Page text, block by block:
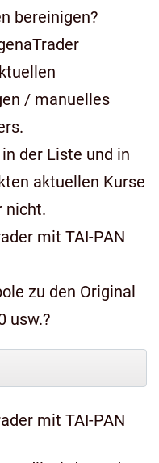
bereinigen?
/ manuelles
der Liste und in
aktuellen Kurse
nicht.
mit TAI-PAN
zu den Original
usw.?
mit TAI-PAN